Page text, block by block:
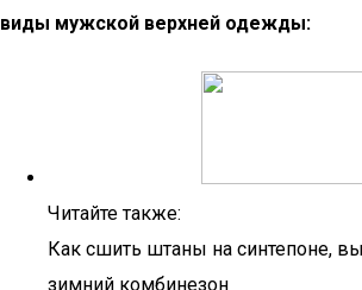
виды мужской верхней одежды:
Читайте также:
Как сшить штаны на синтепоне,
зимний комбинезон